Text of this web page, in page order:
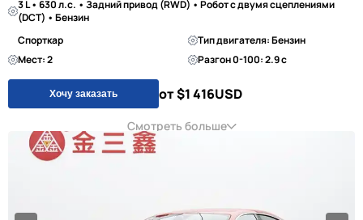
3 L • 630 л.с. • Задний привод (RWD) • Робот с двумя сцеплениями
(DCT) • Бензин
Спорткар
Тип двигателя: Бензин
Мест: 2
Разгон 0-100: 2.9 с
Хочу заказать от $1 416USD
Смотреть больше